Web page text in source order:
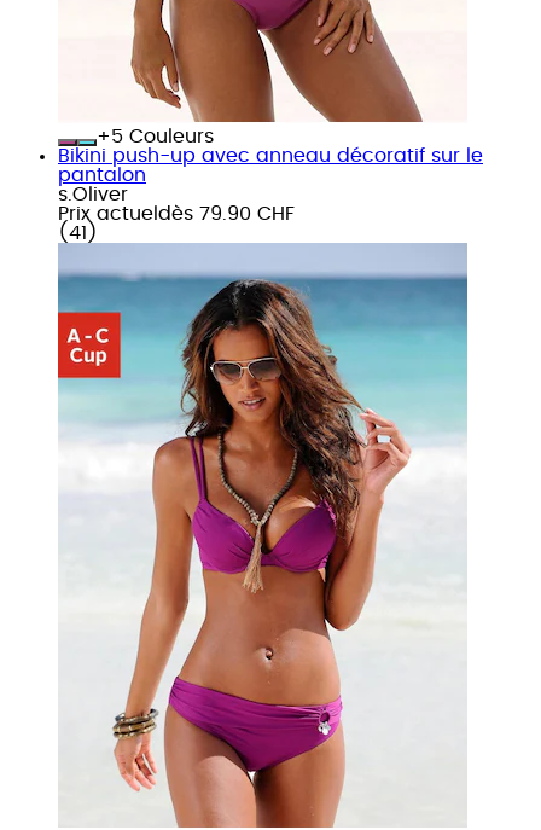
+
Couleurs
Bikini push-up avec anneau décoratif sur le
pantalon
s.Oliver
Prix actuel dès 79.90 CHF
( 41 )